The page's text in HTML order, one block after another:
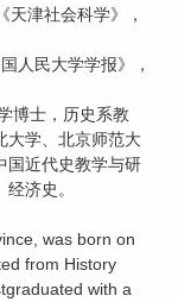
津社会科学》，
人民大学学报》，
博士，历史系教
大学、北京师范大
国近代史教学与研
济史。
was born on
from History
with a